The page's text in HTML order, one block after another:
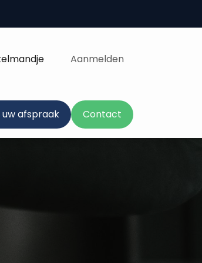
Aanmelden
uw afspraak Contact